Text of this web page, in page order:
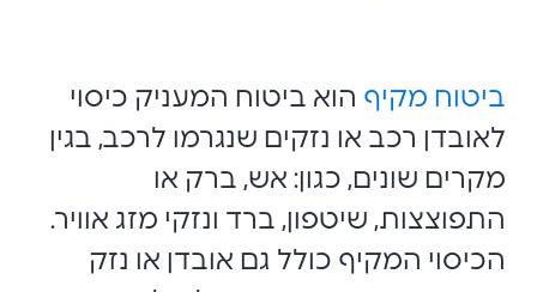
ביטוח מקיף הוא ביטוח המעניק כיסוי
לאובדן רכב או נזקים שנגרמו לרכב, בגין
מקרים שונים, כגון: אש, ברק או
התפוצצות, שיטפון, ברד ונזקי מזג אוויר.
הכיסוי המקיף כולל גם אובדן או נזק